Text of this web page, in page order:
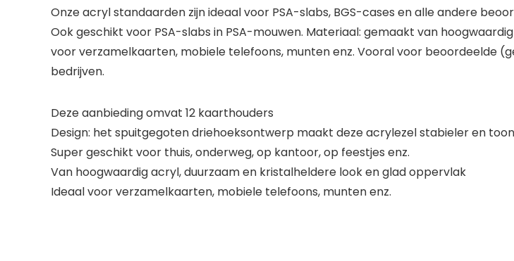
Onze acryl standaarden zijn ideaal voor PSA-slabs, BGS-cases en alle andere
Ook geschikt voor PSA-slabs in PSA-mouwen. Materiaal: gemaakt van
voor verzamelkaarten, mobiele telefoons, munten enz. Vooral voor beoordeelde
bedrijven.
Deze aanbieding omvat 12 kaarthouders
Design: het spuitgegoten driehoeksontwerp maakt deze acrylezel stabieler en
Super geschikt voor thuis, onderweg, op kantoor, op feestjes enz.
Van hoogwaardig acryl, duurzaam en kristalheldere look en glad oppervlak
Ideaal voor verzamelkaarten, mobiele telefoons, munten enz.